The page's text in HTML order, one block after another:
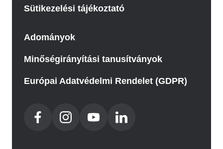
Sütikezelési tájékoztató
Adományok
Minőségirányítási tanusítványok
Európai Adatvédelmi Rendelet (GDPR)